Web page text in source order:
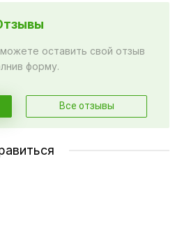
оставить свой отзыв
форму.
Все отзывы